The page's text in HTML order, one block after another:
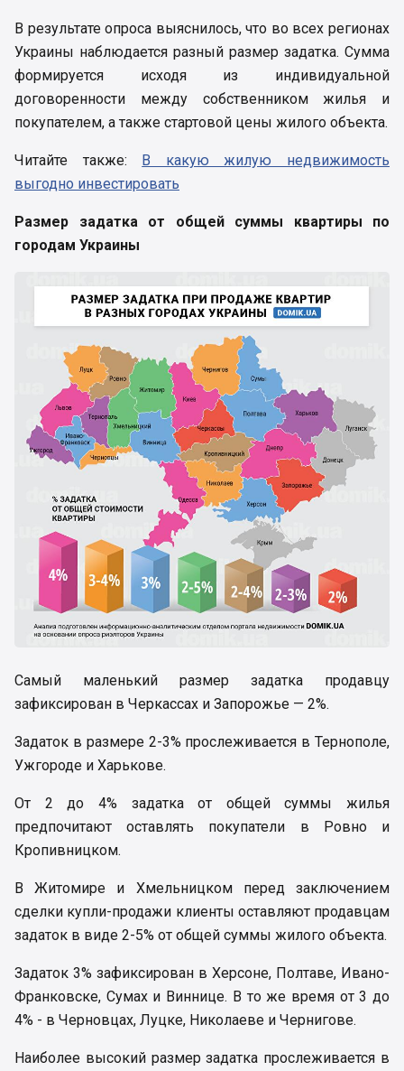
В результате опроса выяснилось, что во всех регионах
Украины наблюдается разный размер задатка. Сумма
формируется исходя из индивидуальной
договоренности между собственником жилья и
покупателем, а также стартовой цены жилого объекта.
Читайте также: В какую жилую недвижимость
выгодно инвестировать
Размер задатка от общей суммы квартиры по
городам Украины
Самый маленький размер задатка продавцу
зафиксирован в Черкассах и Запорожье — 2%.
Задаток в размере 2-3% прослеживается в Тернополе,
Ужгороде и Харькове.
От 2 до 4% задатка от общей суммы жилья
предпочитают оставлять покупатели в Ровно и
Кропивницком.
В Житомире и Хмельницком перед заключением
сделки купли-продажи клиенты оставляют продавцам
задаток в виде 2-5% от общей суммы жилого объекта.
Задаток 3% зафиксирован в Херсоне, Полтаве, Ивано-
Франковске, Сумах и Виннице. В то же время от 3 до
4% - в Черновцах, Луцке, Николаеве и Чернигове.
Наиболее высокий размер задатка прослеживается в